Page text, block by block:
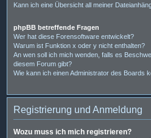
Kann ich eine Übersicht all meiner
phpBB betreffende Fragen
Wer hat diese Forensoftware entwickelt?
Warum ist Funktion x oder y nicht enthalten?
An wen soll ich mich wenden, falls es
diesem Forum gibt?
Wie kann ich einen Administrator des Boards
Registrierung und Anmeldung
Wozu muss ich mich registrieren?